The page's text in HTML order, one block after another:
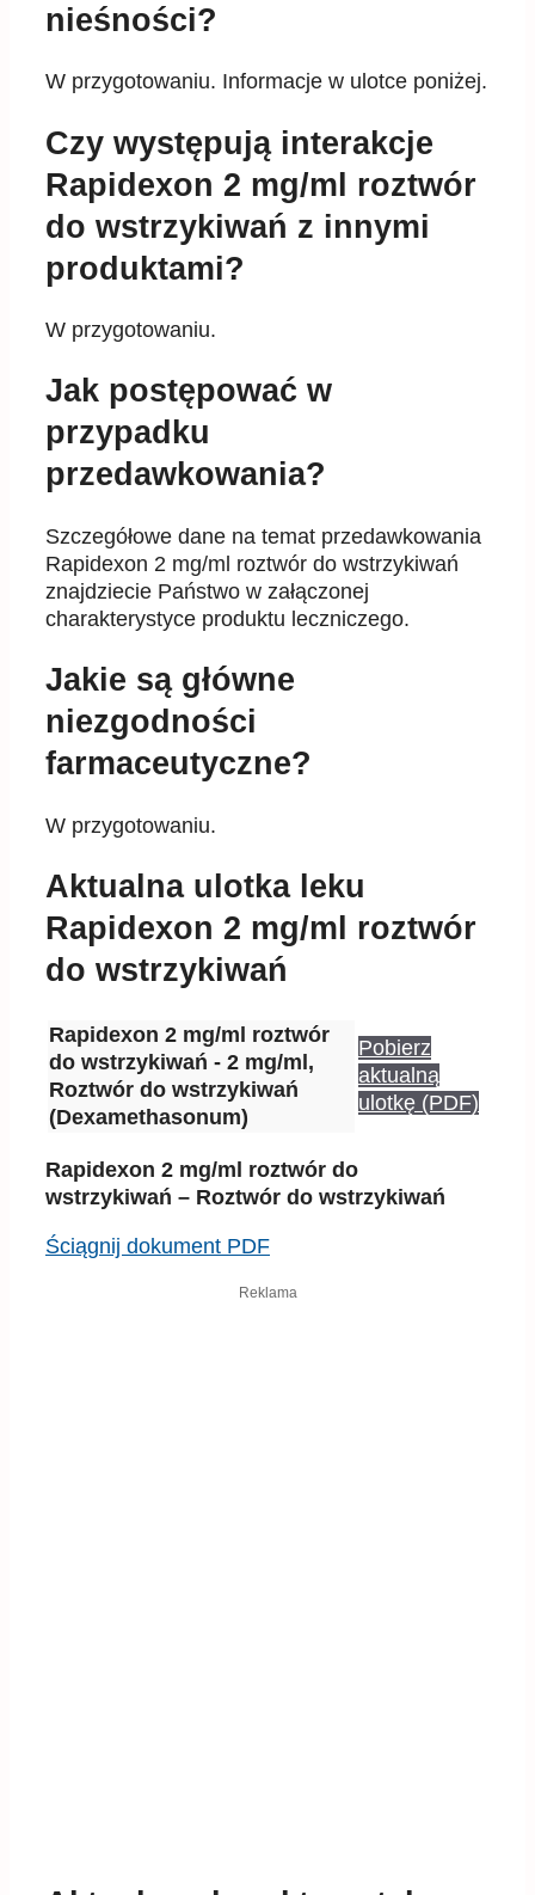
nieśności?
W przygotowaniu. Informacje w ulotce poniżej.
Czy występują interakcje
Rapidexon 2 mg/ml roztwór
do wstrzykiwań z innymi
produktami?
W przygotowaniu.
Jak postępować w
przypadku
przedawkowania?
Szczegółowe dane na temat przedawkowania
Rapidexon 2 mg/ml roztwór do wstrzykiwań
znajdziecie Państwo w załączonej
charakterystyce produktu leczniczego.
Jakie są główne
niezgodności
farmaceutyczne?
W przygotowaniu.
Aktualna ulotka leku
Rapidexon 2 mg/ml roztwór
do wstrzykiwań
Rapidexon 2 mg/ml roztwór
do wstrzykiwań - 2 mg/ml,
Roztwór do wstrzykiwań
(Dexamethasonum)
Pobierz
aktualną
ulotkę (PDF)
Rapidexon 2 mg/ml roztwór do
wstrzykiwań – Roztwór do wstrzykiwań
Ściągnij dokument PDF
Reklama